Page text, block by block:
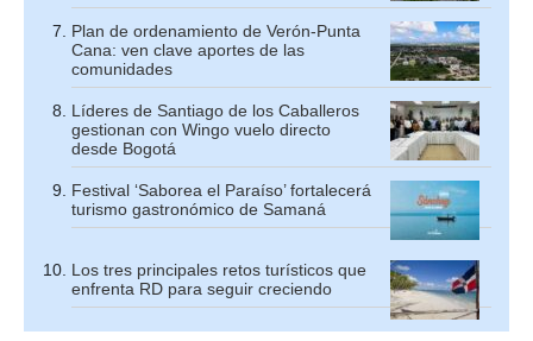
Plan de ordenamiento de Verón-Punta
Cana: ven clave aportes de las
comunidades
Líderes de Santiago de los Caballeros
gestionan con Wingo vuelo directo
desde Bogotá
Festival ‘Saborea el Paraíso’ fortalecerá
turismo gastronómico de Samaná
Los tres principales retos turísticos que
enfrenta RD para seguir creciendo